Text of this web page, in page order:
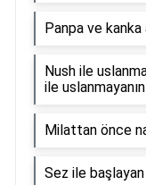
Panpa ve kanka
Nush ile
ile
Milattan önce
Sez ile